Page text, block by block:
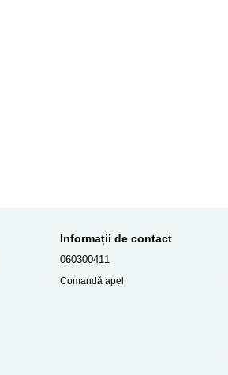
Informații de contact
060300411
Comandă apel